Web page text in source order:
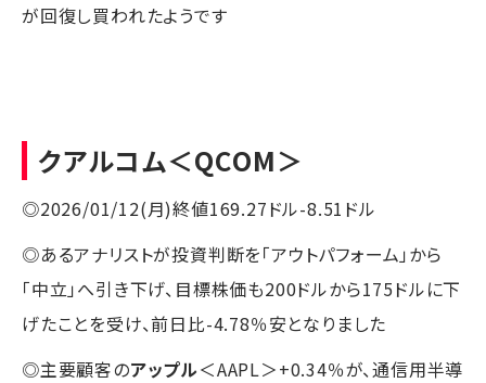
が回復し買われたようです
クアルコム＜QCOM＞
◎2026/01/12(月)終値169.27ドル-8.51ドル
◎あるアナリストが投資判断を「アウトパフォーム」から
「中立」へ引き下げ、目標株価も200ドルから175ドルに下
げたことを受け、前日比-4.78％安となりました
◎主要顧客のアップル＜AAPL＞+0.34％が、通信用半導